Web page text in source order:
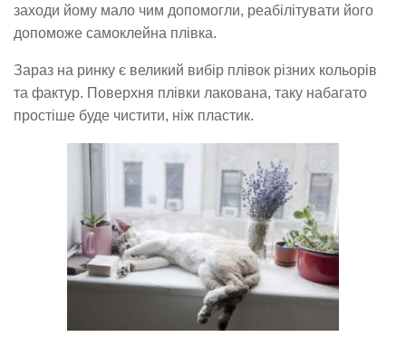
заходи йому мало чим допомогли, реабілітувати його
допоможе самоклейна плівка.
Зараз на ринку є великий вибір плівок різних кольорів
та фактур. Поверхня плівки лакована, таку набагато
простіше буде чистити, ніж пластик.